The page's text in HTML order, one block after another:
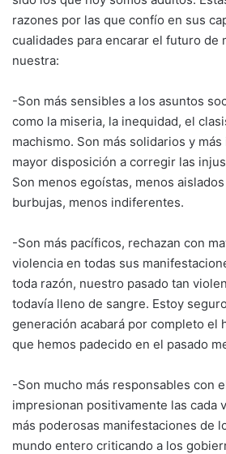
razones por las que confío en sus
cualidades para encarar el futuro de
nuestra:
-Son más sensibles a los asuntos
como la miseria, la inequidad, el
machismo. Son más solidarios y
mayor disposición a corregir las
Son menos egoístas, menos
burbujas, menos indiferentes.
-Son más pacíficos, rechazan con
violencia en todas sus
toda razón, nuestro pasado tan
todavía lleno de sangre. Estoy
generación acabará por completo el
que hemos padecido en el pasado
-Son mucho más responsables con
impresionan positivamente las cada
más poderosas manifestaciones de
mundo entero criticando a los